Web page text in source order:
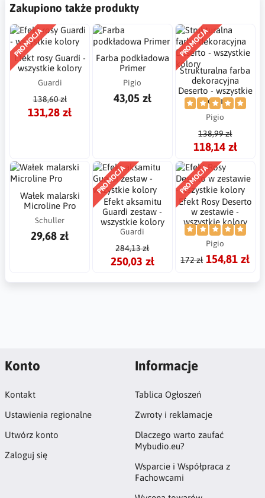
Zakupiono także produkty
PROMOCJA
Efekt rosy Guardi -
wszystkie kolory
Guardi
138,60 zł
131,28 zł
Farba podkładowa
Primer
Pigio
43,05 zł
PROMOCJA
Strukturalna farba
dekoracyjna
Deserto - wszystkie
kolory
Pigio
138,99 zł
118,14 zł
Wałek malarski
Microline Pro
Schuller
29,68 zł
PROMOCJA
Efekt aksamitu
Guardi zestaw -
wszystkie kolory
Guardi
284,13 zł
250,03 zł
PROMOCJA
Efekt Rosy Deserto
w zestawie -
wszystkie kolory
Pigio
172 zł 154,81 zł
Konto
Kontakt
Ustawienia regionalne
Utwórz konto
Zaloguj się
Informacje
Tablica Ogłoszeń
Zwroty i reklamacje
Dlaczego warto zaufać
Mybudio.eu?
Wsparcie i Współpraca z
Fachowcami